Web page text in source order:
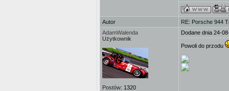
Autor
RE: Porsche 944
AdamWalenda
Użytkownik
Postów: 1320
Dodane dnia 24-
Powoli do przodu